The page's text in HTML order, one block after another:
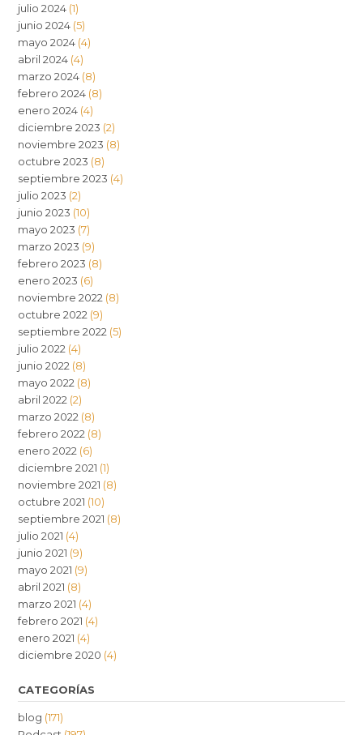
julio 2024 (1)
junio 2024 (5)
mayo 2024 (4)
abril 2024 (4)
marzo 2024 (8)
febrero 2024 (8)
enero 2024 (4)
diciembre 2023 (2)
noviembre 2023 (8)
octubre 2023 (8)
septiembre 2023 (4)
julio 2023 (2)
junio 2023 (10)
mayo 2023 (7)
marzo 2023 (9)
febrero 2023 (8)
enero 2023 (6)
noviembre 2022 (8)
octubre 2022 (9)
septiembre 2022 (5)
julio 2022 (4)
junio 2022 (8)
mayo 2022 (8)
abril 2022 (2)
marzo 2022 (8)
febrero 2022 (8)
enero 2022 (6)
diciembre 2021 (1)
noviembre 2021 (8)
octubre 2021 (10)
septiembre 2021 (8)
julio 2021 (4)
junio 2021 (9)
mayo 2021 (9)
abril 2021 (8)
marzo 2021 (4)
febrero 2021 (4)
enero 2021 (4)
diciembre 2020 (4)
CATEGORÍAS
blog (171)